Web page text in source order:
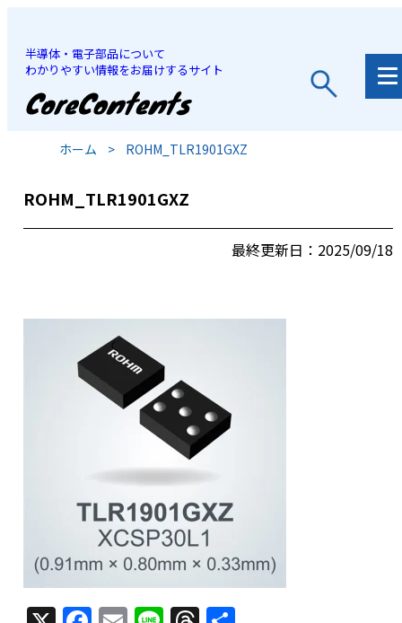
半導体・電子部品について
わかりやすい情報をお届けするサイト
JP
ホーム > ROHM_TLR1901GXZ
ROHM_TLR1901GXZ
最終更新日：2025/09/18